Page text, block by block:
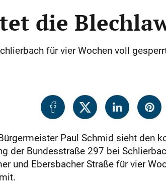
die
für vier Wochen voll
Paul Schmid sieht den
der Bundesstraße 297 bei
und Ebersbacher Straße für vier